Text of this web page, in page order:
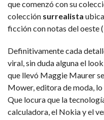
que comenzó con su
colección surrealista
ficción con notas del oeste
Definitivamente cada
viral, sin duda alguna el
que llevó Maggie Maurer
Mower, editora de moda,
Que locura que la
calculadora, el Nokia y el